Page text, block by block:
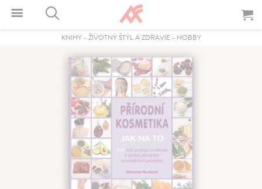
KNIHY- ŽIVOTNÝ ŠTÝL A ZDRAVIE- HOBBY